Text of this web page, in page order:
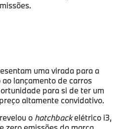
uma virada para a
lançamento de carros
para si de ter um
altamente convidativo.
o hatchbackelétrico i3,